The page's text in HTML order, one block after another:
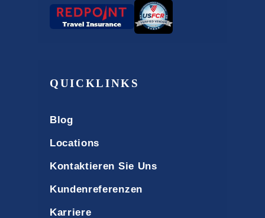
QUICKLINKS
Blog
Locations
Kontaktieren Sie Uns
Kundenreferenzen
Karriere